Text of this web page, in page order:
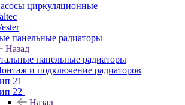
циркуляционные
панельные радиаторы
Назад
панельные радиаторы
и подключение радиаторов
21
22
Назад